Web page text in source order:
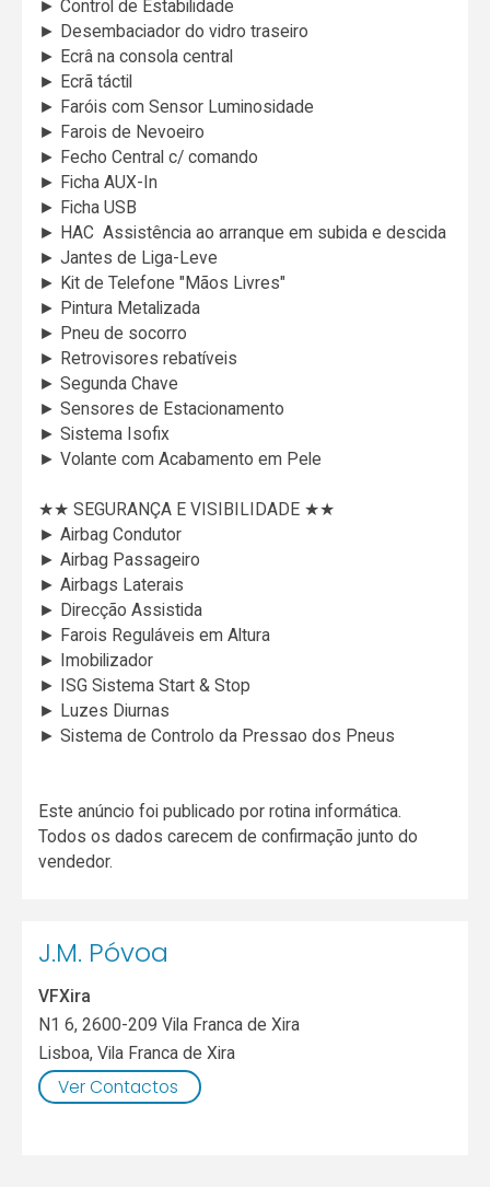
► Control de Estabilidade
► Desembaciador do vidro traseiro
► Ecrâ na consola central
► Ecrã táctil
► Faróis com Sensor Luminosidade
► Farois de Nevoeiro
► Fecho Central c/ comando
► Ficha AUX-In
► Ficha USB
► HAC  Assistência ao arranque em subida e descida
► Jantes de Liga-Leve
► Kit de Telefone "Mãos Livres"
► Pintura Metalizada
► Pneu de socorro
► Retrovisores rebatíveis
► Segunda Chave
► Sensores de Estacionamento
► Sistema Isofix
► Volante com Acabamento em Pele
★★ SEGURANÇA E VISIBILIDADE ★★
► Airbag Condutor
► Airbag Passageiro
► Airbags Laterais
► Direcção Assistida
► Farois Reguláveis em Altura
► Imobilizador
► ISG Sistema Start & Stop
► Luzes Diurnas
► Sistema de Controlo da Pressao dos Pneus
Este anúncio foi publicado por rotina informática.
Todos os dados carecem de confirmação junto do
vendedor.
J.M. Póvoa
VFXira
N1 6, 2600-209 Vila Franca de Xira
Lisboa,Vila Franca de Xira
Ver Contactos